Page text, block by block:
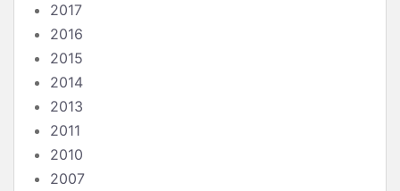
2017
2016
2015
2014
2013
2011
2010
2007